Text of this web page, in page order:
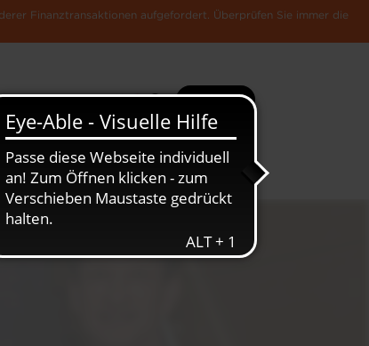
Finanztransaktionen aufgefordert. Überprüfen Sie immer die
Suche Mehr
News &
Die Luxemburger